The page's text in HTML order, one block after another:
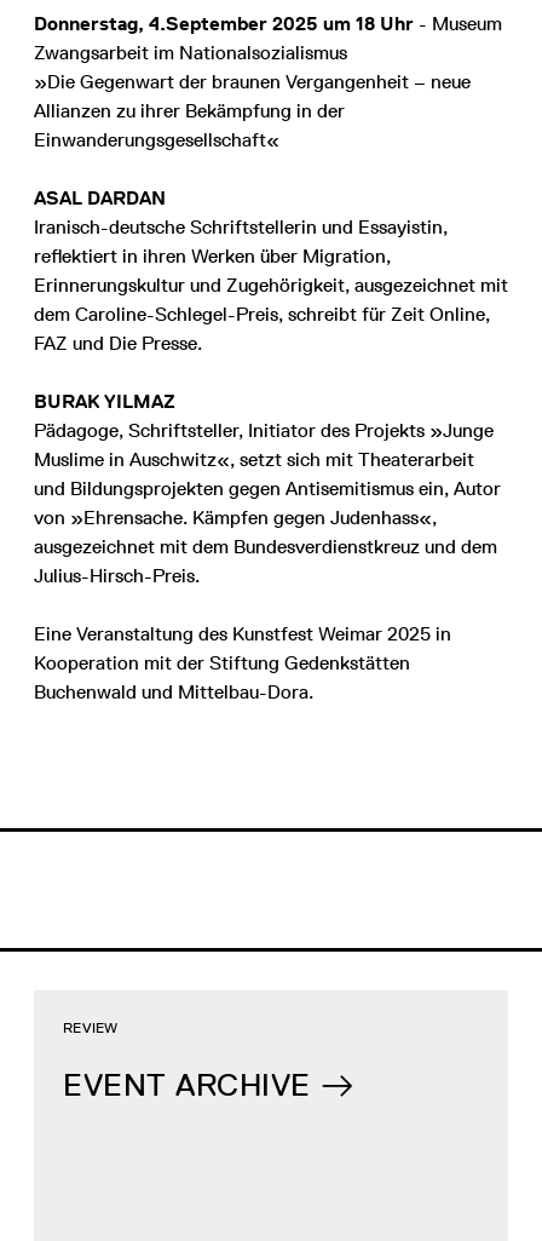
Donnerstag, 4.September 2025 um 18 Uhr - Museum
Zwangsarbeit im Nationalsozialismus
»Die Gegenwart der braunen Vergangenheit – neue
Allianzen zu ihrer Bekämpfung in der
Einwanderungsgesellschaft«
ASAL DARDAN
Iranisch-deutsche Schriftstellerin und Essayistin,
reflektiert in ihren Werken über Migration,
Erinnerungskultur und Zugehörigkeit, ausgezeichnet mit
dem Caroline-Schlegel-Preis, schreibt für Zeit Online,
FAZ und Die Presse.
BURAK YILMAZ
Pädagoge, Schriftsteller, Initiator des Projekts »Junge
Muslime in Auschwitz«, setzt sich mit Theaterarbeit
und Bildungsprojekten gegen Antisemitismus ein, Autor
von »Ehrensache. Kämpfen gegen Judenhass«,
ausgezeichnet mit dem Bundesverdienstkreuz und dem
Julius-Hirsch-Preis.
Eine Veranstaltung des Kunstfest Weimar 2025 in
Kooperation mit der Stiftung Gedenkstätten
Buchenwald und Mittelbau-Dora.
EVENT ARCHIVE
REVIEW